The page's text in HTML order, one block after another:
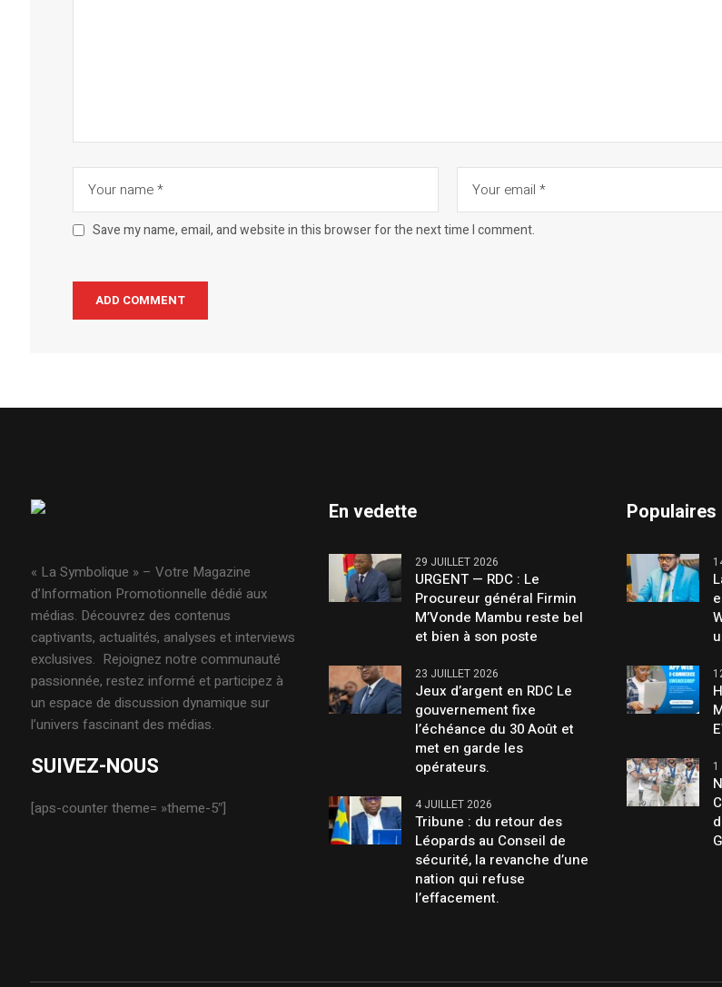
Save my name, email, and website in this browser for the next time I comment.
« La Symbolique » – Votre Magazine
d’Information Promotionnelle dédié aux
médias. Découvrez des contenus
captivants, actualités, analyses et interviews
exclusives. Rejoignez notre communauté
passionnée, restez informé et participez à
un espace de discussion dynamique sur
l’univers fascinant des médias.
SUIVEZ-NOUS
[aps-counter theme= »theme-5″]
En vedette
29 JUILLET 2026
URGENT — RDC : Le
Procureur général Firmin
M’Vonde Mambu reste bel
et bien à son poste
23 JUILLET 2026
Jeux d’argent en RDC Le
gouvernement fixe
l’échéance du 30 Août et
met en garde les
opérateurs.
4 JUILLET 2026
Tribune : du retour des
Léopards au Conseil de
sécurité, la revanche d’une
nation qui refuse
l’effacement.
Populaires